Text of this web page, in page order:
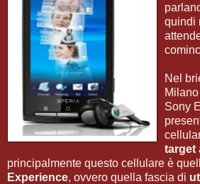
quindi
Nel
Sony
target
principalmente questo cellulare è
Experience, ovvero quella fascia di